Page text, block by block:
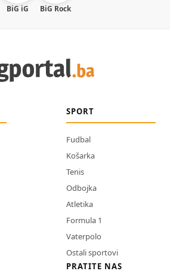
BiG iG BiG Rock
SPORT
Fudbal
Košarka
Tenis
Odbojka
Atletika
Formula 1
Vaterpolo
Ostali sportovi
PRATITE NAS